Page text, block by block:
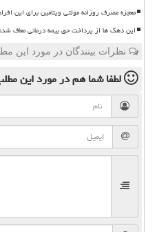
معجزه مصرف روزانه مولتی ویتامین برای این
این دهک ها از پرداخت حق بیمه درمانی معاف
نظرات بینندگان در مورد این
لطفا شما همدر مورد این